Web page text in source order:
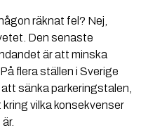
räknat fel? Nej,
Den senaste
är att minska
flera ställen i Sverige
sänka parkeringstalen,
vilka konsekvenser